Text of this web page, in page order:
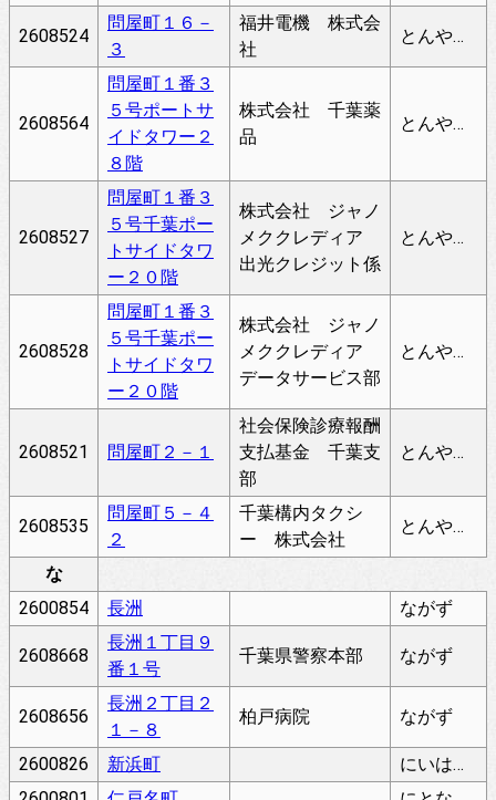
2608524
問屋町１６－
３
福井電機 株式会
社
とんやちょう
2608564
問屋町１番３
５号ポートサ
イドタワー２
８階
株式会社 千葉薬
品
とんやちょう
2608527
問屋町１番３
５号千葉ポー
トサイドタワ
ー２０階
株式会社 ジャノ
メククレディア
出光クレジット係
とんやちょう
2608528
問屋町１番３
５号千葉ポー
トサイドタワ
ー２０階
株式会社 ジャノ
メククレディア
データサービス部
とんやちょう
2608521 問屋町２－１
社会保険診療報酬
支払基金 千葉支
部
とんやちょう
2608535
問屋町５－４
２
千葉構内タクシ
ー 株式会社
とんやちょう
な
2600854
長洲 ながず
2608668
長洲１丁目９
番１号
千葉県警察本部 ながず
2608656
長洲２丁目２
１－８
柏戸病院 ながず
2600826 新浜町
にいはまちょう